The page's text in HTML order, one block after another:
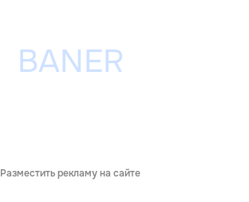
Разместить рекламу на сайте